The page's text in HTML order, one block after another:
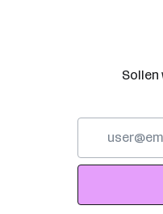
Sollen
Adresse